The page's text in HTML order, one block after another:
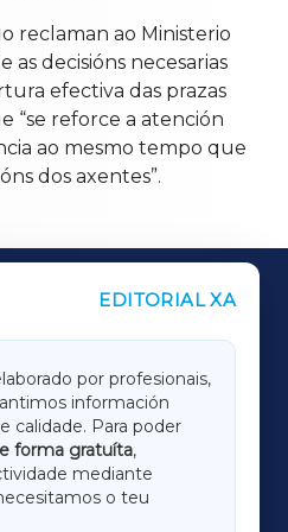
reclaman ao Ministerio
decisións necesarias
efectiva das prazas
“se reforce a atención
ao mesmo tempo que
dos axentes”.
EDITORIAL XA
por profesionais,
información
calidade. Para poder
forma gratuíta,
mediante
o teu